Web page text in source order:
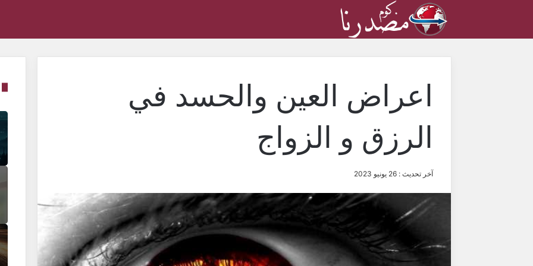
اعراض العين والحسد في
الرزق و الزواج
آخر تحديث : 26 يونيو 2023